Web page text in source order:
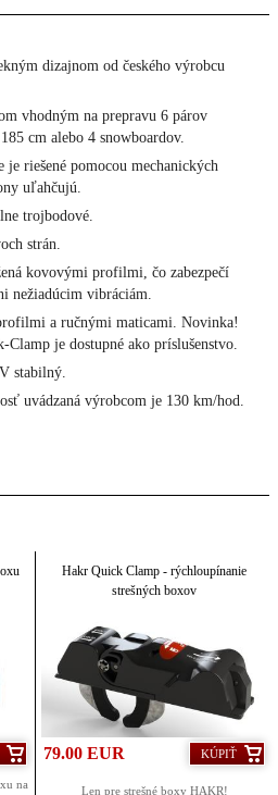
dizajnom od českého výrobcu
vhodným na prepravu 6 párov
cm alebo 4 snowboardov.
je riešené pomocou mechanických
uľahčujú.
trojbodové.
strán.
kovovými profilmi, čo zabezpečí
nežiadúcim vibráciám.
a ručnými maticami. Novinka!
je dostupné ako príslušenstvo.
stabilný.
uvádzaná výrobcom je 130 km/hod.
na
Hakr Quick Clamp - rýchloupínanie
strešných boxov
79.00 EUR KÚPIŤ
Len pre strešné boxy HAKR!